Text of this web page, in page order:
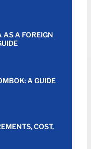
AS A FOREIGN
A GUIDE
COST,